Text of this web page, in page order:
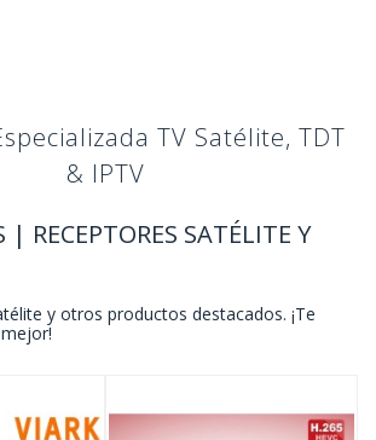
TV Satélite, TDT
& IPTV
| RECEPTORES SATÉLITE Y
y otros productos destacados. ¡Te